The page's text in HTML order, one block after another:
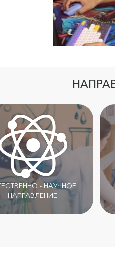
- НАУЧНОЕ
НАПРАВЛЕНИЕ